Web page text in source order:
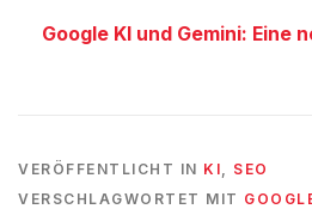
Google KI und Gemini: Eine
VERÖFFENTLICHT IN KI
SEO
VERSCHLAGWORTET MIT